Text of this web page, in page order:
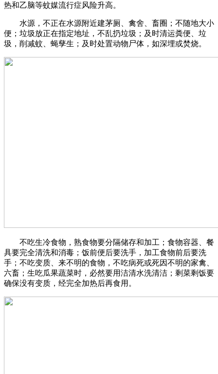
热和乙脑等蚊媒流行症风险升高。
水源，不正在水源附近建茅厕、禽舍、畜圈；不随地大小
便；垃圾放正在指定地址，不乱扔垃圾；及时清运粪便、垃
圾，削减蚊、蝇孳生；及时处置动物尸体，如深埋或焚烧。
不吃生冷食物，熟食物要分隔储存和加工；食物容器、餐
具要完全清洗和消毒；饭前便后要洗手，加工食物前后要洗
手；不吃变质、来不明的食物，不吃病死或死因不明的家禽、
六畜；生吃瓜果蔬菜时，必然要用洁清水洗清洁；剩菜剩饭要
确保没有变质，经完全加热后再食用。